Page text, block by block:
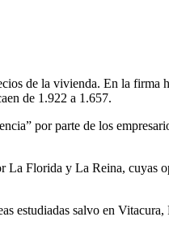
de la vivienda. En la firma
de 1.922 a 1.657.
por parte de los
La Florida y La Reina, cuyas
estudiadas salvo en